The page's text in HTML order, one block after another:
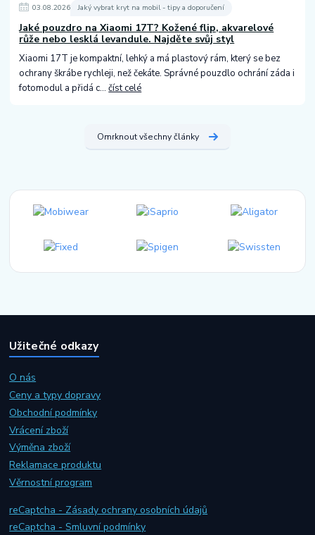
03.08.2026 Jaký vybrat kryt na mobil - tipy a doporučení
Jaké pouzdro na Xiaomi 17T? Kožené flip, akvarelové
růže nebo lesklá levandule. Najděte svůj styl
Xiaomi 17T je kompaktní, lehký a má plastový rám, který se bez
ochrany škrábe rychleji, než čekáte. Správné pouzdlo ochrání záda i
fotomodul a přidá c...číst celé
Omrknout všechny články
Užitečné odkazy
O nás
Ceny a typy dopravy
Obchodní podmínky
Vrácení zboží
Výměna zboží
Reklamace produktu
Věrnostní program
reCaptcha - Zásady ochrany osobních údajů
reCaptcha - Smluvní podmínky